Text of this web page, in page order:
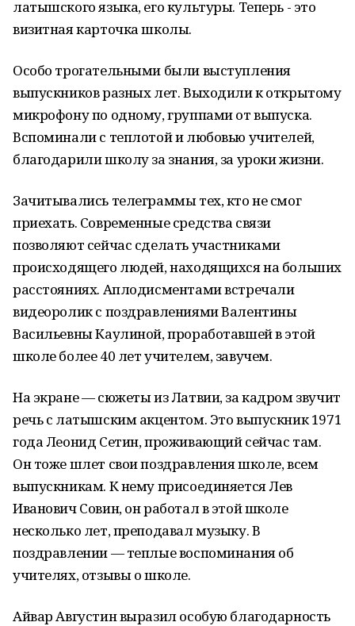
латышского языка, его культуры. Теперь - это
визитная карточка школы.
Особо трогательными были выступления
выпускников разных лет. Выходили к открытому
микрофону по одному, группами от выпуска.
Вспоминали с теплотой и любовью учителей,
благодарили школу за знания, за уроки жизни.
Зачитывались телеграммы тех, кто не смог
приехать. Современные средства связи
позволяют сейчас сделать участниками
происходящего людей, находящихся на больших
расстояниях. Аплодисментами встречали
видеоролик с поздравлениями Валентины
Васильевны Каулиной, проработавшей в этой
школе более 40 лет учителем, завучем.
На экране — сюжеты из Латвии, за кадром звучит
речь с латышским акцентом. Это выпускник 1971
года Леонид Сетин, проживающий сейчас там.
Он тоже шлет свои поздравления школе, всем
выпускникам. К нему присоединяется Лев
Иванович Совин, он работал в этой школе
несколько лет, преподавал музыку. В
поздравлении — теплые воспоминания об
учителях, отзывы о школе.
Айвар Августин выразил особую благодарность